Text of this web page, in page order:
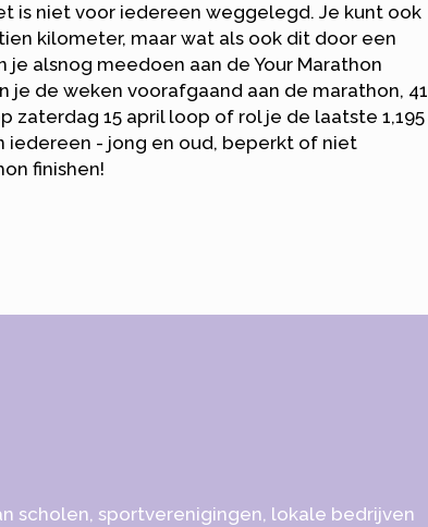
is niet voor iedereen weggelegd. Je kunt ook
kilometer, maar wat als ook dit door een
je alsnog meedoen aan de Your Marathon
je de weken voorafgaand aan de marathon, 41
zaterdag 15 april loop of rol je de laatste 1,195
iedereen - jong en oud, beperkt of niet
finishen!
scholen, sportverenigingen, lokale bedrijven